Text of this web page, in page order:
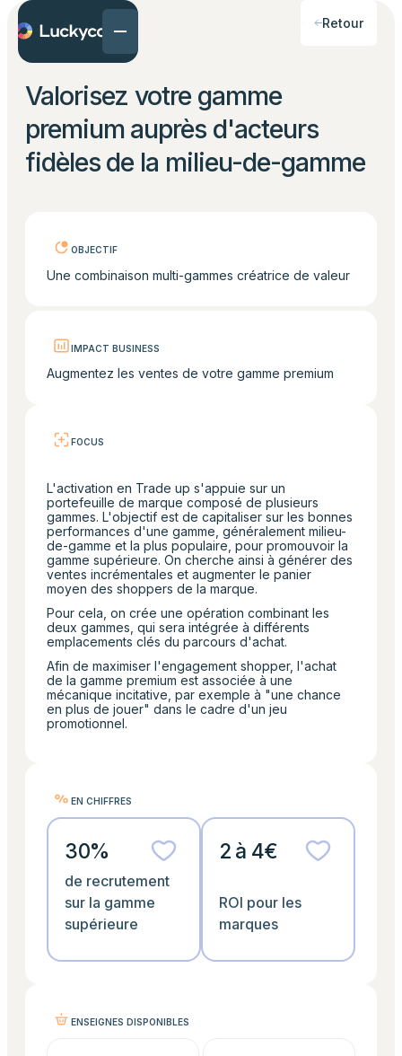
Retour
Valorisez votre gamme
premium auprès d'acteurs
fidèles de la milieu-de-gamme
OBJECTIF
Une combinaison multi-gammes créatrice de valeur
IMPACT BUSINESS
Augmentez les ventes de votre gamme premium
FOCUS
L'activation en Trade up s'appuie sur un
portefeuille de marque composé de plusieurs
gammes. L'objectif est de capitaliser sur les bonnes
performances d'une gamme, généralement milieu-
de-gamme et la plus populaire, pour promouvoir la
gamme supérieure. On cherche ainsi à générer des
ventes incrémentales et augmenter le panier
moyen des shoppers de la marque.
Pour cela, on crée une opération combinant les
deux gammes, qui sera intégrée à différents
emplacements clés du parcours d'achat.
Afin de maximiser l'engagement shopper, l'achat
de la gamme premium est associée à une
mécanique incitative, par exemple à "une chance
en plus de jouer" dans le cadre d'un jeu
promotionnel.
EN CHIFFRES
30%
de recrutement
sur la gamme
supérieure
2 à 4€
ROI pour les
marques
ENSEIGNES DISPONIBLES